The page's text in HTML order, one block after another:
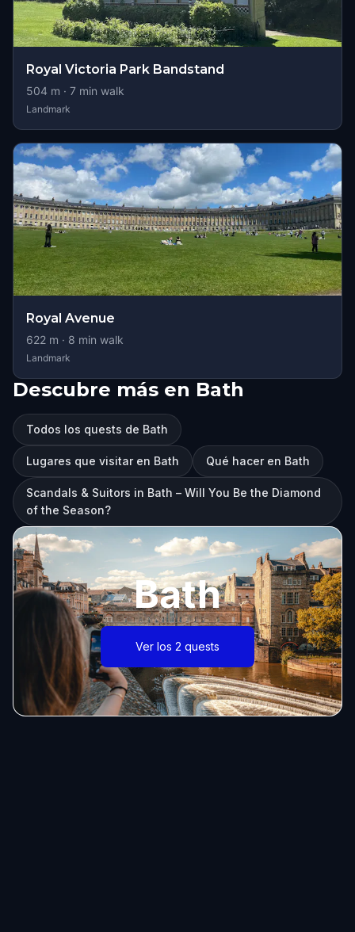
Royal Victoria Park Bandstand
504 m · 7 min walk
Landmark
Royal Avenue
622 m · 8 min walk
Landmark
Descubre más en Bath
Todos los quests de Bath
Lugares que visitar en Bath Qué hacer en Bath
Scandals & Suitors in Bath – Will You Be the Diamond
of the Season?
Bath
Ver los 2 quests